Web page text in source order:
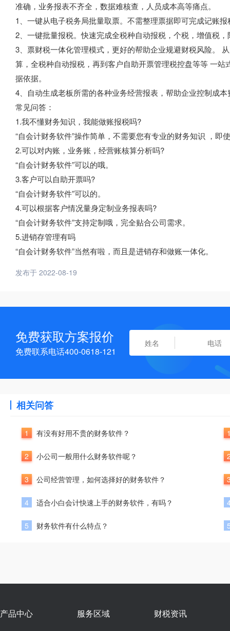
准确，业务报表不齐全，数据难核查，人员成本高等痛点。
1、一键从电子税务局批量取票。不需整理票据即可完成记账报
2、一键批量报税。快速完成全税种自动报税，个税，增值税
3、票财税一体化管理模式，更好的帮助企业规避财税风险。
算，全税种自动报税，再到客户自助开票管理税控盘等等 一
据依据。
4、自动生成老板所需的各种业务经营报表，帮助企业控制成
常见问答：
1.我不懂财务知识，我能做账报税吗?
“自会计财务软件”操作简单，不需要您有专业的财务知识 ，即
2.可以对内账，业务账，经营账核算分析吗?
“自会计财务软件”可以的哦。
3.客户可以自助开票吗?
“自会计财务软件”可以的。
4.可以根据客户情况量身定制业务报表吗?
“自会计财务软件”支持定制哦，完全贴合公司需求。
5.进销存管理有吗
“自会计财务软件”当然有啦，而且是进销存和做账一体化。
发布于 2022-08-19
免费获取方案报价
免费联系电话400-0618-121
相关问答
1 有没有好用不贵的财务软件？
2 小公司一般用什么财务软件呢？
3 公司经营管理，如何选择好的财务软件？
4 适合小白会计快速上手的财务软件，有吗？
5 财务软件有什么特点？
产品中心 服务区域 财税资讯